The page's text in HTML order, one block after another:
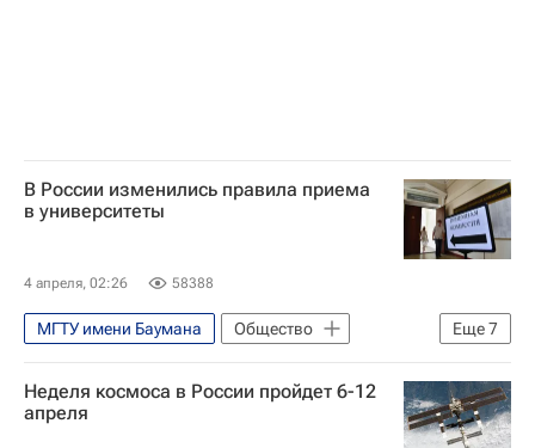
В России изменились правила приема
в университеты
4 апреля, 02:26 58388
Еще7
МГТУ имени Баумана
Общество
Россия
Московский физико-технический институт
Неделя космоса в России пройдет 6-12
апреля